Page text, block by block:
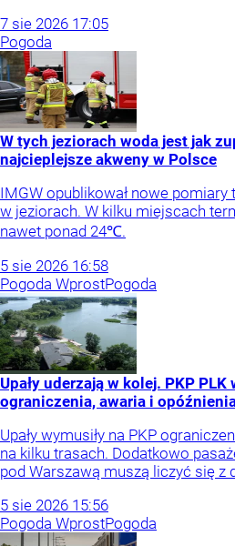
7 sie 2026 17:05
Pogoda
W tych jeziorach woda jest jak
najcieplejsze akweny w Polsce
IMGW opublikował nowe
w jeziorach. W kilku miejscach
nawet ponad 24℃.
5 sie 2026 16:58
Pogoda WprostPogoda
Upały uderzają w kolej. PKP
ograniczenia, awaria i
Upały wymusiły na PKP
na kilku trasach. Dodatkowo
pod Warszawą muszą liczyć się z
5 sie 2026 15:56
Pogoda WprostPogoda